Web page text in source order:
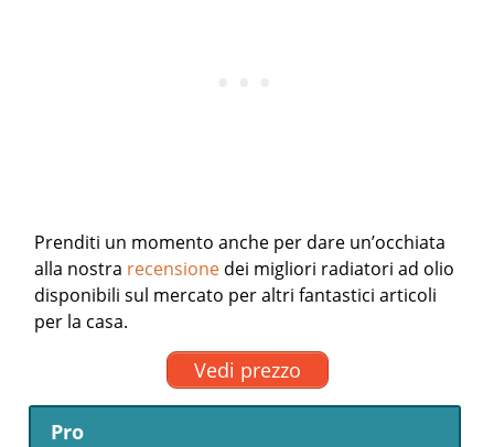
Prenditi un momento anche per dare un’occhiata
alla nostra recensione dei migliori radiatori ad olio
disponibili sul mercato per altri fantastici articoli
per la casa.
Vedi prezzo
Pro